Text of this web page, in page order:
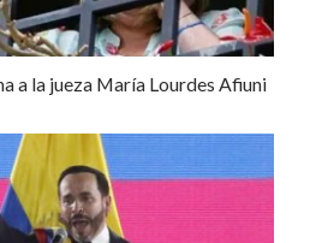
a la jueza María Lourdes Afiuni